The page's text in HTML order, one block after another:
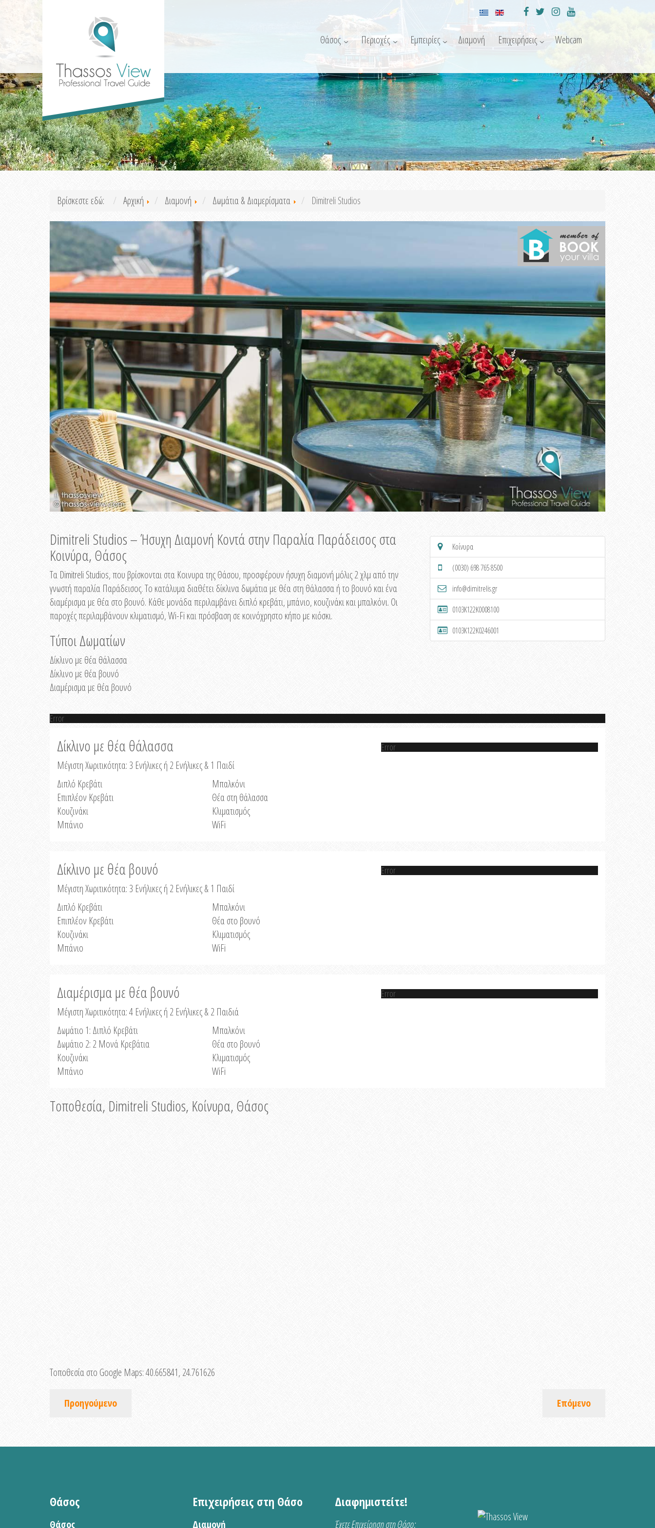
Θάσος Περιοχές Εμπειρίες Διαμονή Επιχειρήσεις Webcam
Βρίσκεστε εδώ: Αρχική Διαμονή Δωμάτια & Διαμερίσματα Dimitreli Studios
Dimitreli Studios – Ήσυχη Διαμονή Κοντά στην Παραλία Παράδεισος στα
Κοινύρα, Θάσος
Τα Dimitreli Studios, που βρίσκονται στα Κοινυρα της Θάσου, προσφέρουν ήσυχη διαμονή μόλις 2 χλμ από την
γνωστή παραλία Παράδεισος. Το κατάλυμα διαθέτει δίκλινα δωμάτια με θέα στη θάλασσα ή το βουνό και ένα
διαμέρισμα με θέα στο βουνό. Κάθε μονάδα περιλαμβάνει διπλό κρεβάτι, μπάνιο, κουζινάκι και μπαλκόνι. Οι
παροχές περιλαμβάνουν κλιματισμό, Wi-Fi και πρόσβαση σε κοινόχρηστο κήπο με κιόσκι.
Τύποι Δωματίων
Δίκλινο με θέα θάλασσα
Δίκλινο με θέα βουνό
Διαμέρισμα με θέα βουνό
Κοίνυρα
(0030) 698 765 8500
info@dimitrelis.gr
0103K122K0008100
0103K122K0246001
Error
Δίκλινο με θέα θάλασσα
Μέγιστη Χωριτικότητα: 3 Ενήλικες ή 2 Ενήλικες & 1 Παιδί
Διπλό Κρεβάτι
Επιπλέον Κρεβάτι
Κουζινάκι
Μπάνιο
Μπαλκόνι
Θέα στη θάλασσα
Κλιματισμός
WiFi
Error
Δίκλινο με θέα βουνό
Μέγιστη Χωριτικότητα: 3 Ενήλικες ή 2 Ενήλικες & 1 Παιδί
Διπλό Κρεβάτι
Επιπλέον Κρεβάτι
Κουζινάκι
Μπάνιο
Μπαλκόνι
Θέα στο βουνό
Κλιματισμός
WiFi
Error
Διαμέρισμα με θέα βουνό
Μέγιστη Χωριτικότητα: 4 Ενήλικες ή 2 Ενήλικες & 2 Παιδιά
Δωμάτιο 1: Διπλό Κρεβάτι
Δωμάτιο 2: 2 Μονά Κρεβάτια
Κουζινάκι
Μπάνιο
Μπαλκόνι
Θέα στο βουνό
Κλιματισμός
WiFi
Error
Τοποθεσία, Dimitreli Studios, Κοίνυρα, Θάσος
Τοποθεσία στο Google Maps:40.665841, 24.761626
Προηγούμενο Επόμενο
Θάσος
Θάσος
Επιχειρήσεις στη Θάσο
Διαμονή
Διαφημιστείτε!
Έχετε Επιχείρηση στη Θάσο;